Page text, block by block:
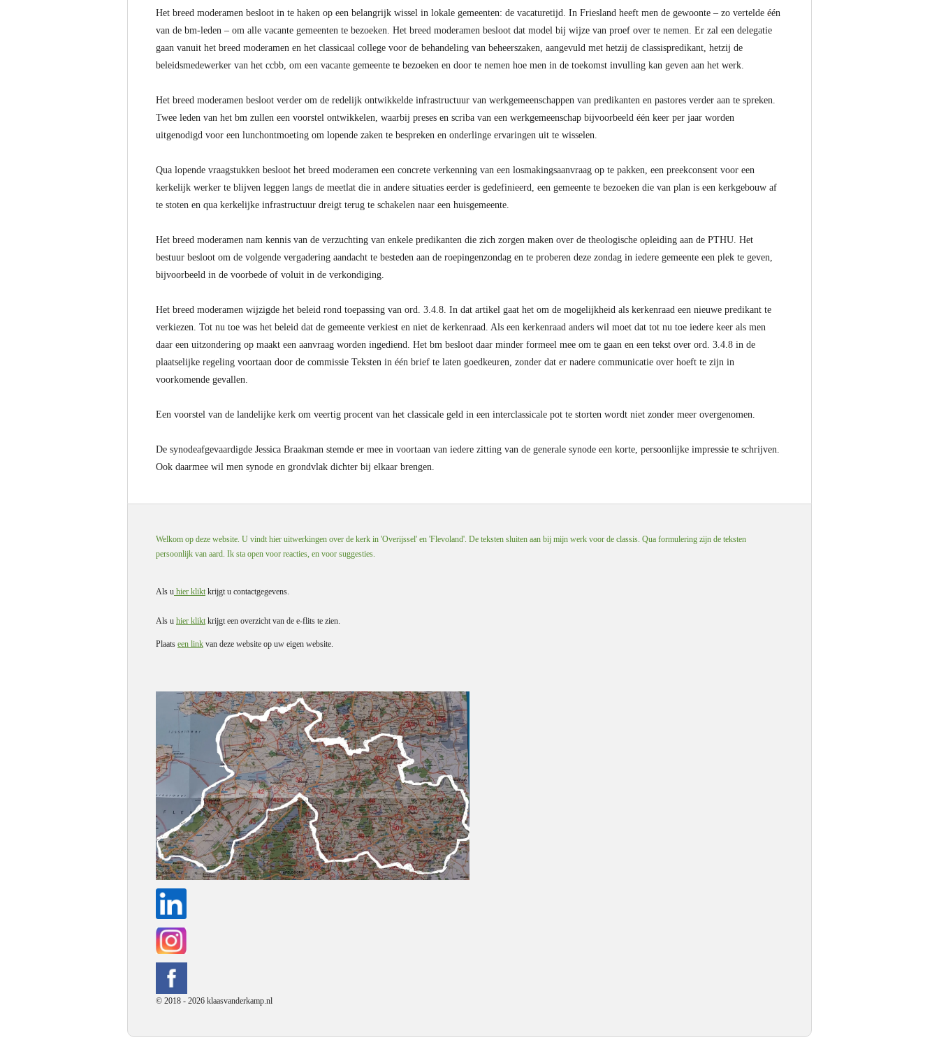
Het breed moderamen besloot in te haken op een belangrijk wissel in lokale gemeenten: de vacaturetijd. In Friesland heeft men de gewoonte – zo vertelde één
van de bm-leden – om alle vacante gemeenten te bezoeken. Het breed moderamen besloot dat model bij wijze van proef over te nemen. Er zal een delegatie
gaan vanuit het breed moderamen en het classicaal college voor de behandeling van beheerszaken, aangevuld met hetzij de classispredikant, hetzij de
beleidsmedewerker van het ccbb, om een vacante gemeente te bezoeken en door te nemen hoe men in de toekomst invulling kan geven aan het werk.
Het breed moderamen besloot verder om de redelijk ontwikkelde infrastructuur van werkgemeenschappen van predikanten en pastores verder aan te spreken.
Twee leden van het bm zullen een voorstel ontwikkelen, waarbij preses en scriba van een werkgemeenschap bijvoorbeeld één keer per jaar worden
uitgenodigd voor een lunchontmoeting om lopende zaken te bespreken en onderlinge ervaringen uit te wisselen.
Qua lopende vraagstukken besloot het breed moderamen een concrete verkenning van een losmakingsaanvraag op te pakken, een preekconsent voor een
kerkelijk werker te blijven leggen langs de meetlat die in andere situaties eerder is gedefinieerd, een gemeente te bezoeken die van plan is een kerkgebouw af
te stoten en qua kerkelijke infrastructuur dreigt terug te schakelen naar een huisgemeente.
Het breed moderamen nam kennis van de verzuchting van enkele predikanten die zich zorgen maken over de theologische opleiding aan de PTHU. Het
bestuur besloot om de volgende vergadering aandacht te besteden aan de roepingenzondag en te proberen deze zondag in iedere gemeente een plek te geven,
bijvoorbeeld in de voorbede of voluit in de verkondiging.
Het breed moderamen wijzigde het beleid rond toepassing van ord. 3.4.8. In dat artikel gaat het om de mogelijkheid als kerkenraad een nieuwe predikant te
verkiezen. Tot nu toe was het beleid dat de gemeente verkiest en niet de kerkenraad. Als een kerkenraad anders wil moet dat tot nu toe iedere keer als men
daar een uitzondering op maakt een aanvraag worden ingediend. Het bm besloot daar minder formeel mee om te gaan en een tekst over ord. 3.4.8 in de
plaatselijke regeling voortaan door de commissie Teksten in één brief te laten goedkeuren, zonder dat er nadere communicatie over hoeft te zijn in
voorkomende gevallen.
Een voorstel van de landelijke kerk om veertig procent van het classicale geld in een interclassicale pot te storten wordt niet zonder meer overgenomen.
De synodeafgevaardigde Jessica Braakman stemde er mee in voortaan van iedere zitting van de generale synode een korte, persoonlijke impressie te schrijven.
Ook daarmee wil men synode en grondvlak dichter bij elkaar brengen.
Welkom op deze website. U vindt hier uitwerkingen over de kerk in 'Overijssel' en 'Flevoland'. De teksten sluiten aan bij mijn werk voor de classis. Qua formulering zijn de teksten
persoonlijk van aard. Ik sta open voor reacties, en voor suggesties.
Als u hier klikt krijgt u contactgegevens.
Als u hier klikt krijgt een overzicht van de e-flits te zien.
Plaats een link van deze website op uw eigen website.
© 2018 - 2026 klaasvanderkamp.nl